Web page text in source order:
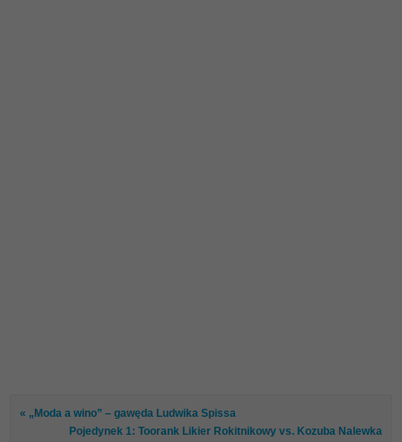
« „Moda a wino” – gawęda Ludwika Spissa
Pojedynek 1: Toorank Likier Rokitnikowy vs. Kozuba Nalewka